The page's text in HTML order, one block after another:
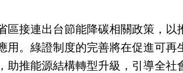
區接連出台節能降碳相關政策，以
用。綠證制度的完善將在促進可再
助推能源結構轉型升級，引導全社